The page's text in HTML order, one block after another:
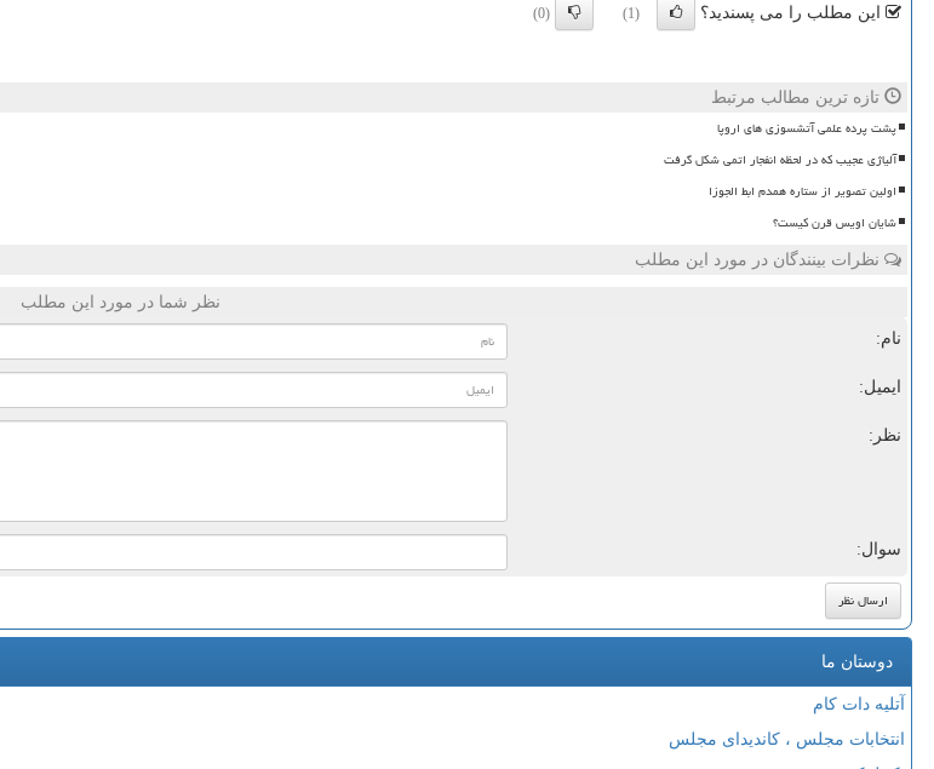
این مطلب را می پسندید؟ (1)
(0)
تازه ترین مطالب مرتبط
پشت پرده علمی آتشسوزی های اروپا
آلیاژی عجیب که در لحظه انفجار اتمی شکل گرفت
اولین تصویر از ستاره همدم ابط الجوزا
شایان اویس قرن کیست؟
نظرات بینندگان در مورد این مطلب
نظر شما در مورد این مطلب
نام:
ایمیل:
نظر:
سوال:
دوستان ما
آتلیه دات کام
انتخابات مجلس ، کاندیدای مجلس